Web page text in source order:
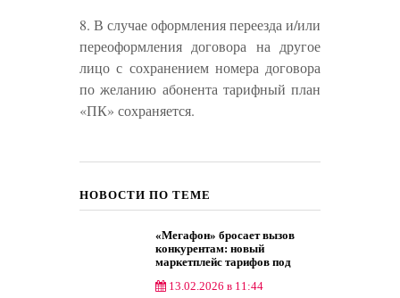
8. В случае оформления переезда и/или
переоформления договора на другое
лицо с сохранением номера договора
по желанию абонента тарифный план
«ПК» сохраняется.
НОВОСТИ ПО ТЕМЕ
«Мегафон» бросает вызов
конкурентам: новый
маркетплейс тарифов под
13.02.2026 в 11:44